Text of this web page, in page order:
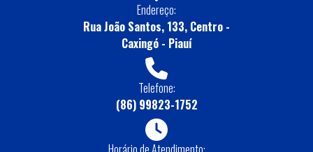
Endereço:
Rua João Santos, 133, Centro -
Caxingó - Piauí
Telefone:
(86) 99823-1752